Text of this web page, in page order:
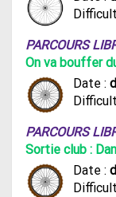
PARCOURS
On va bouffer
Date :
PARCOURS
Sortie club :
Date :